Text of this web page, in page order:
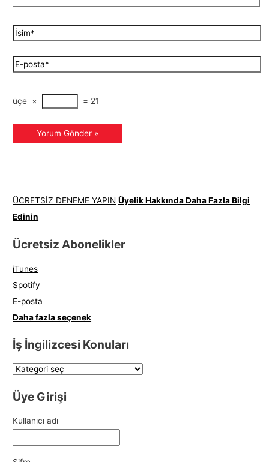
üçe × = 21
ÜCRETSİZ DENEME YAPIN Üyelik Hakkında Daha Fazla Bilgi
Edinin
Ücretsiz Abonelikler
iTunes
Spotify
E-posta
Daha fazla seçenek
İş İngilizcesi Konuları
Üye Girişi
Kullanıcı adı